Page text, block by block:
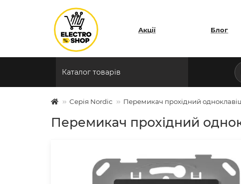
Акції Блог
Каталог товарів
Серiя Nordic Перемикач прохідний
Перемикач прохідний